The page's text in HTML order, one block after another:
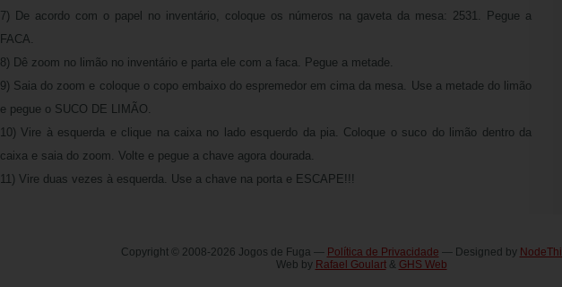
7) De acordo com o papel no inventário, coloque os números na gaveta da mesa: 2531. Pegue a
FACA.
8) Dê zoom no limão no inventário e parta ele com a faca. Pegue a metade.
9) Saia do zoom e coloque o copo embaixo do espremedor em cima da mesa. Use a metade do limão
e pegue o SUCO DE LIMÃO.
10) Vire à esquerda e clique na caixa no lado esquerdo da pia. Coloque o suco do limão dentro da
caixa e saia do zoom. Volte e pegue a chave agora dourada.
11) Vire duas vezes à esquerda. Use a chave na porta e ESCAPE!!!
Copyright © 2008-2026 Jogos de Fuga — Política de Privacidade — Designed by
Web by Rafael Goulart& GHS Web